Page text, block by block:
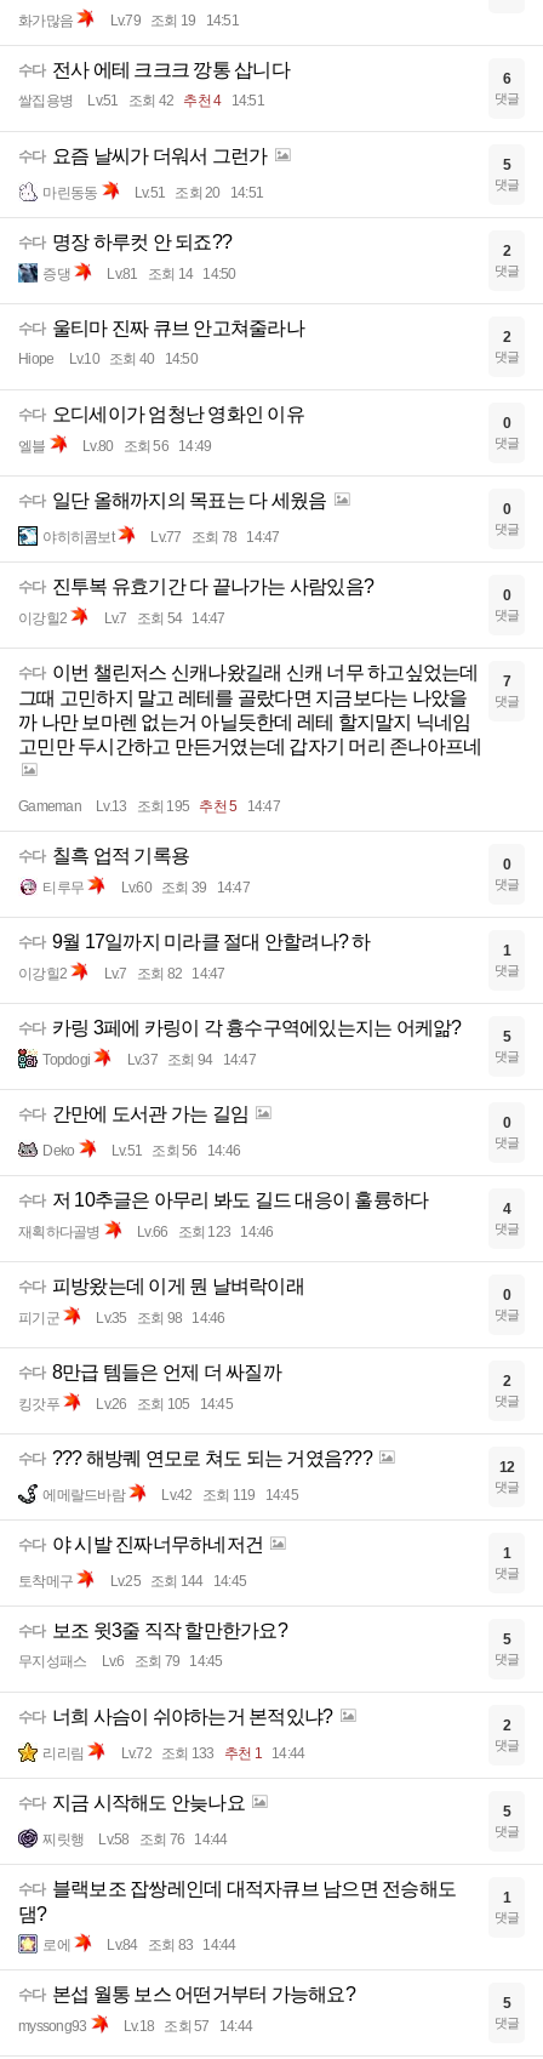
화가많음 Lv.79 조회 19 14:51
수다 전사 에테 크크크 깡통 삽니다
쌀집용병 Lv.51 조회 42 추천 4 14:51
6
댓글
수다 요즘 날씨가 더워서 그런가
마린동동 Lv.51 조회 20 14:51
5
댓글
수다 명장 하루컷 안 되죠??
증댕 Lv.81 조회 14 14:50
2
댓글
수다 울티마 진짜 큐브 안고쳐줄라나
Hiope Lv.10 조회 40 14:50
2
댓글
수다 오디세이가 엄청난 영화인 이유
엘블 Lv.80 조회 56 14:49
0
댓글
수다 일단 올해까지의 목표는 다 세웠음
야히히콤보t Lv.77 조회 78 14:47
0
댓글
수다 진투복 유효기간 다 끝나가는 사람있음?
이강힐2 Lv.7 조회 54 14:47
0
댓글
수다 이번 챌린저스 신캐나왔길래 신캐 너무 하고싶었는데
그때 고민하지 말고 레테를 골랐다면 지금보다는 나았을
까 나만 보마렌 없는거 아닐듯한데 레테 할지말지 닉네임
고민만 두시간하고 만든거였는데 갑자기 머리 존나아프네
Gameman Lv.13 조회 195 추천 5 14:47
7
댓글
수다 칠흑 업적 기록용
티루무 Lv.60 조회 39 14:47
0
댓글
수다 9월 17일까지 미라클 절대 안할려나? 하
이강힐2 Lv.7 조회 82 14:47
1
댓글
수다 카링 3페에 카링이 각 흉수구역에있는지는 어케앎?
Topdogi Lv.37 조회 94 14:47
5
댓글
수다 간만에 도서관 가는 길임
Deko Lv.51 조회 56 14:46
0
댓글
수다 저 10추글은 아무리 봐도 길드 대응이 훌륭하다
재획하다골병 Lv.66 조회 123 14:46
4
댓글
수다 피방왔는데 이게 뭔 날벼락이래
피기군 Lv.35 조회 98 14:46
0
댓글
수다 8만급 템들은 언제 더 싸질까
킹갓푸 Lv.26 조회 105 14:45
2
댓글
수다 ??? 해방퀘 연모로 쳐도 되는 거였음???
에메랄드바람 Lv.42 조회 119 14:45
12
댓글
수다 야 시발 진짜너무하네저건
토착메구 Lv.25 조회 144 14:45
1
댓글
수다 보조 윗3줄 직작 할만한가요?
무지성패스 Lv.6 조회 79 14:45
5
댓글
수다 너희 사슴이 쉬야하는거 본적있냐?
리리림 Lv.72 조회 133 추천 1 14:44
2
댓글
수다 지금 시작해도 안늦나요
찌릿행 Lv.58 조회 76 14:44
5
댓글
수다 블랙보조 잡쌍레인데 대적자큐브 남으면 전승해도
댐?
로에 Lv.84 조회 83 14:44
1
댓글
수다 본섭 월통 보스 어떤거부터 가능해요?
myssong93 Lv.18 조회 57 14:44
5
댓글